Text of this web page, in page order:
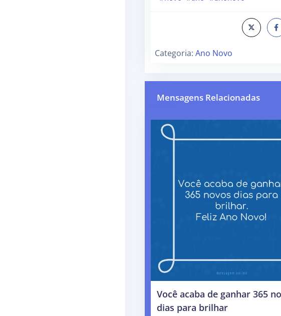
Categoria: Ano Novo
Mensagens Relacionadas
Você acaba de ganhar 365
dias para brilhar